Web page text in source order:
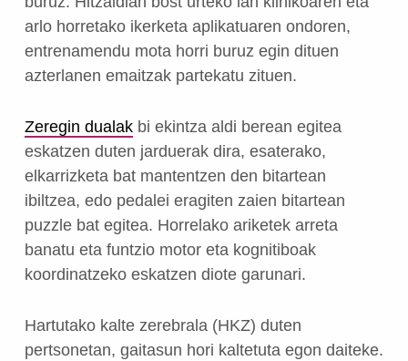
arlo horretako ikerketa aplikatuaren ondoren,
entrenamendu mota horri buruz egin dituen
azterlanen emaitzak partekatu zituen.
Zeregin dualakbi ekintza aldi berean egitea
eskatzen duten jarduerak dira, esaterako,
elkarrizketa bat mantentzen den bitartean
ibiltzea, edo pedalei eragiten zaien bitartean
puzzle bat egitea. Horrelako ariketek arreta
banatu eta funtzio motor eta kognitiboak
koordinatzeko eskatzen diote garunari.
Hartutako kalte zerebrala (HKZ) duten
pertsonetan, gaitasun hori kaltetuta egon daiteke.